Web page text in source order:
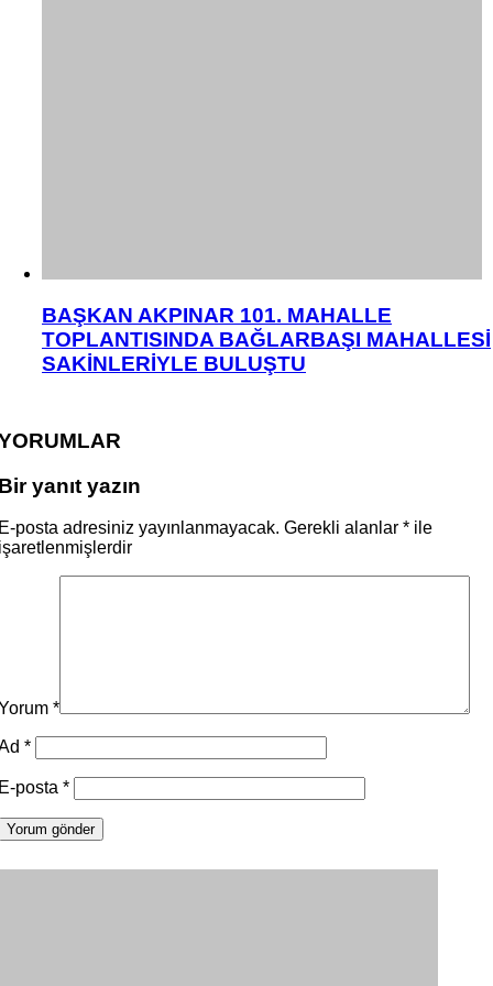
BAŞKAN AKPINAR 101. MAHALLE
TOPLANTISINDA BAĞLARBAŞI MAHALLESİ
SAKİNLERİYLE BULUŞTU
yanıt yazın
posta adresiniz yayınlanmayacak. Gerekli alanlar * ile
*
*
posta *